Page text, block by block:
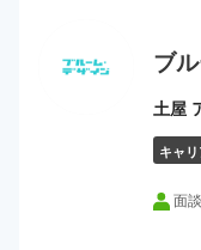
ブ
土屋
キャ
面